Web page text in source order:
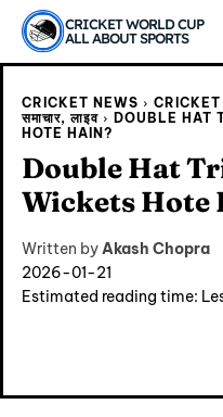
CRICKET WORLD CUP
ALL ABOUT SPORTS
CRICKET NEWS
समाचार, लाइव
DOUBLE HAT
HOTE HAIN?
Double Hat
Wickets Hote
Written byAkash Chopra
2026-01-21
Estimated reading time: